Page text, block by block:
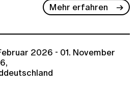
Mehr erfahren
2026 - 01. November